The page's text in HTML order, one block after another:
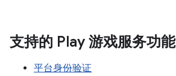
支持的 Play 游戏服务功能
平台身份验证